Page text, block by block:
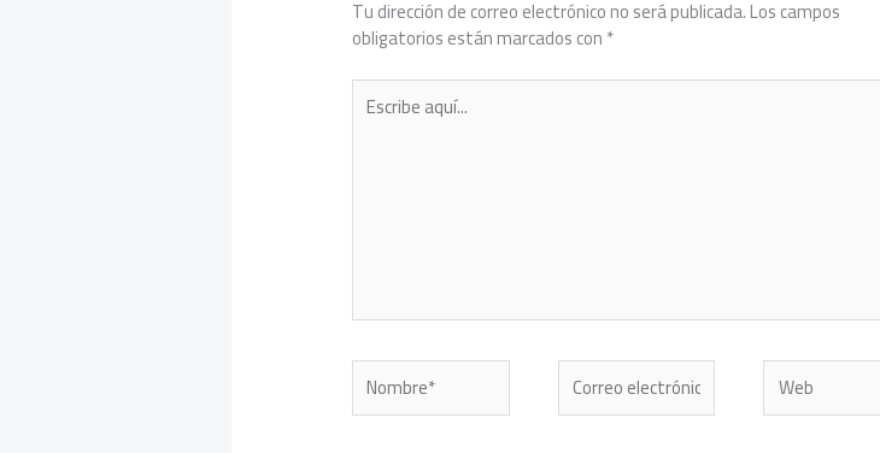
Tu dirección de correo electrónico no será publicada.Los campos
obligatorios están marcados con*
Escribe
aquí...
Nombre* Correo
electrónico*
Web